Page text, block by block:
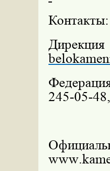
Контакты:
245-05-
www.